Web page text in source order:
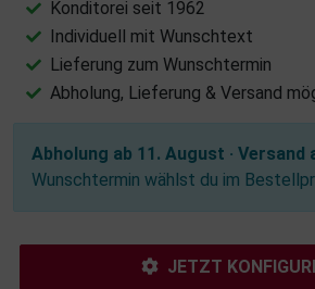
Konditorei seit 1962
Individuell mit Wunschtext
Lieferung zum Wunschtermin
Abholung, Lieferung & Versand
Abholung ab 11. August · Versand
Wunschtermin wählst du im
JETZT